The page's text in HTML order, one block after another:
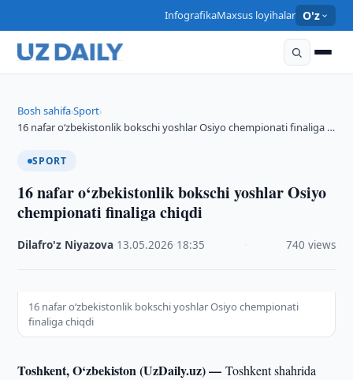
InfografikaMaxsus loyihalar O'z
Bosh sahifa›Sport›
16 nafar o‘zbekistonlik bokschi yoshlar Osiyo chempionati finaliga …
SPORT
16 nafar o‘zbekistonlik bokschi yoshlar Osiyo
chempionati finaliga chiqdi
Dilafro'z Niyazova 13.05.2026 18:35 740 views
16 nafar o‘zbekistonlik bokschi yoshlar Osiyo chempionati
finaliga chiqdi
Toshkent, O‘zbekiston (UzDaily.uz) —Toshkent shahrida